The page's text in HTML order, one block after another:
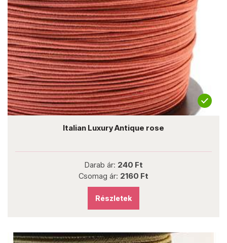
Italian Luxury Antique rose
Darab ár: 240 Ft
Csomag ár: 2160 Ft
Részletek